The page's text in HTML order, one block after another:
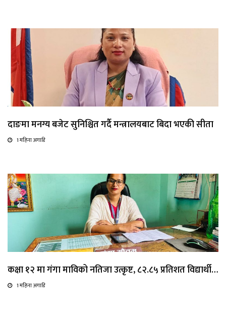
दाङमा मनग्य बजेट सुनिश्चित गर्दै मन्त्रालयबाट बिदा भएकी सीता
1 महिना अगाडि
कक्षा १२ मा गंगा माविको नतिजा उत्कृष्ट, ८२.८५ प्रतिशत विद्यार्थी…
1 महिना अगाडि